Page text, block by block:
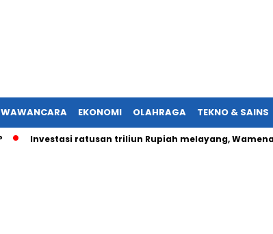
WAWANCARA EKONOMI OLAHRAGA TEKNO & SAINS
Investasi ratusan triliun Rupiah melayang,